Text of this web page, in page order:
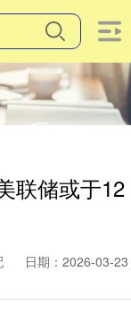
联储或于12
日期：2026-03-23